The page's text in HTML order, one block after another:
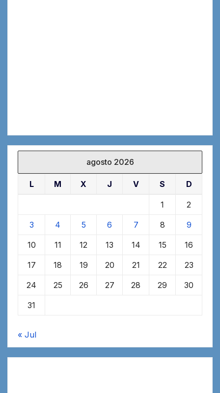
agosto 2026
L M X J V S D
1 2
3 4 5 6 7 8 9
10 11 12 13 14 15 16
17 18 19 20 21 22 23
24 25 26 27 28 29 30
31
« Jul